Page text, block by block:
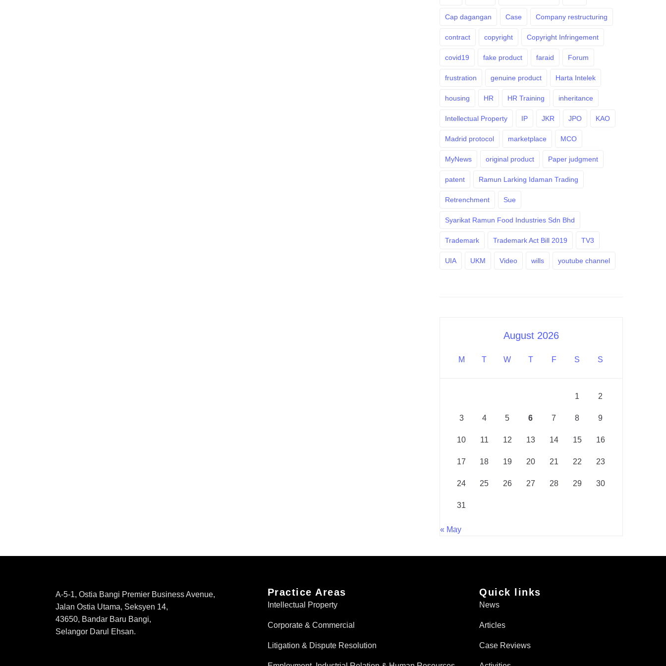
Cap dagangan Case Company restructuring
contract copyright Copyright Infringement
covid19 fake product faraid Forum
frustration genuine product Harta Intelek
housing HR HR Training inheritance
Intellectual Property IP JKR JPO KAO
Madrid protocol marketplace MCO
MyNews original product Paper judgment
patent Ramun Larking Idaman Trading
Retrenchment Sue
Syarikat Ramun Food Industries Sdn Bhd
Trademark Trademark Act Bill 2019 TV3
UIA UKM Video wills youtube channel
August 2026
M T W T F S S
1 2
3 4 5 6 7 8 9
10 11 12 13 14 15 16
17 18 19 20 21 22 23
24 25 26 27 28 29 30
31
« May
A-5-1, Ostia Bangi Premier Business Avenue,
Jalan Ostia Utama, Seksyen 14,
43650, Bandar Baru Bangi,
Selangor Darul Ehsan.
Practice Areas
Intellectual Property
Corporate & Commercial
Litigation & Dispute Resolution
Quick links
News
Articles
Case Reviews